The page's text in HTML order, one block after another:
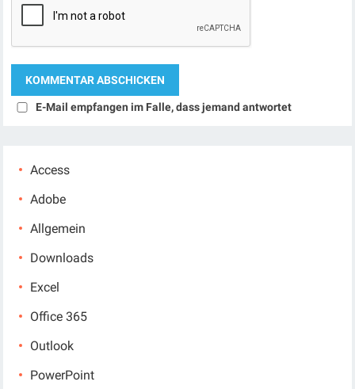
E-Mail empfangen im Falle, dass jemand antwortet
Access
Adobe
Allgemein
Downloads
Excel
Office 365
Outlook
PowerPoint